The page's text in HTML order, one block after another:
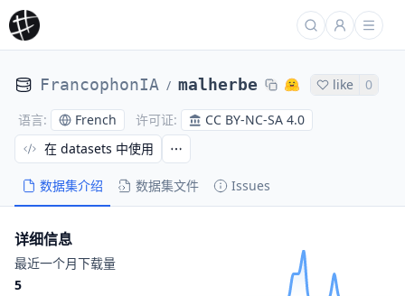
FrancophonIA / malherbe like 0
语言: French 许可证: CC BY-NC-SA 4.0
数据集介绍 数据集文件 Issues
在 datasets 中使用
详细信息
最近一个月下载量
5